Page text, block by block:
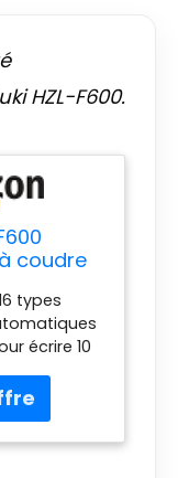
HZL-F600.
coudre
types
écrire 10
et